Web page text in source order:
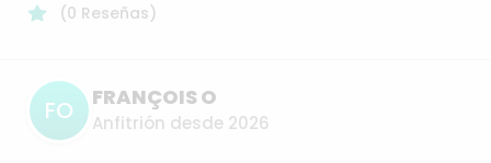
(0 Reseñas)
FO FRANÇOIS O
Anfitrión desde 2026